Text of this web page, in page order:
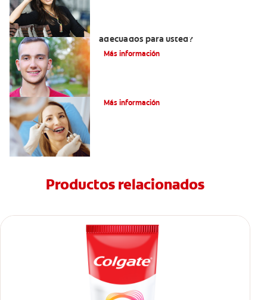
adecuados para usted?
Más información
Más información
Productos relacionados